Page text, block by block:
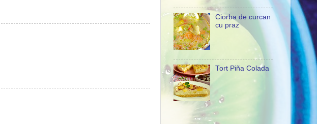
Ciorba de curcan
cu praz
Tort Piña Colada